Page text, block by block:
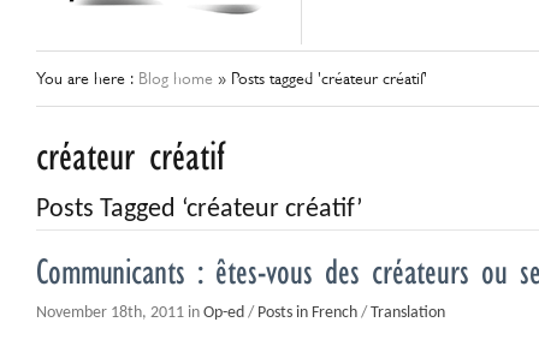
You are here : Blog home » Posts tagged 'créateur créatif'
créateur créatif
Posts Tagged ‘créateur créatif’
Communicants : êtes-vous des créateurs ou
November 18th, 2011 in Op-ed / Posts in French / Translation